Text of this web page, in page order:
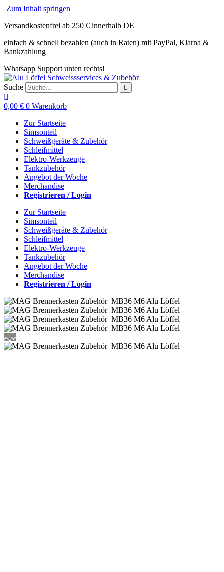
Zum Inhalt springen
Versandkostenfrei ab 250 € innerhalb DE
einfach & schnell bezahlen (auch in Raten) mit PayPal, Klarna &
Bankzahlung
Whatsapp Support unten rechts!
Suche
0,00 € 0 Warenkorb
Zur Startseite
Simsonteil
Schweißgeräte & Zubehör
Schleifmittel
Elektro-Werkzeuge
Tankzubehör
Angebot der Woche
Merchandise
Registrieren / Login
Zur Startseite
Simsonteil
Schweißgeräte & Zubehör
Schleifmittel
Elektro-Werkzeuge
Tankzubehör
Angebot der Woche
Merchandise
Registrieren / Login